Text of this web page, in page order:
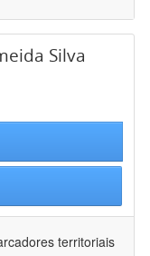
Silva
territoriais